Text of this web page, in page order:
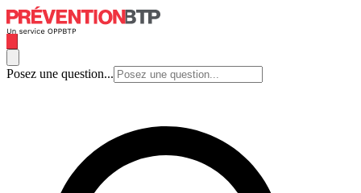
Posez une question...